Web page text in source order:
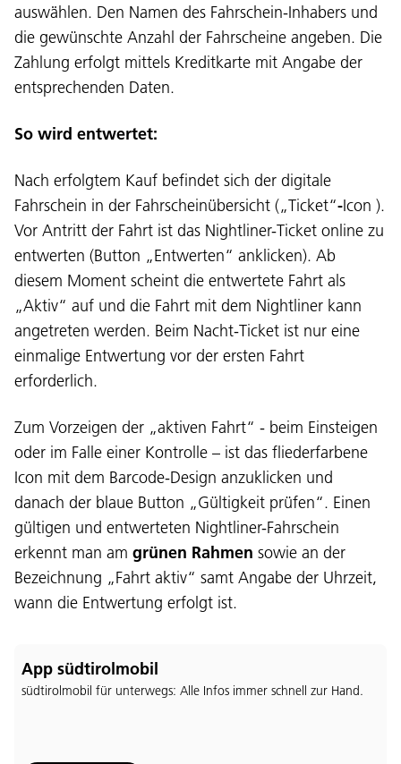
auswählen. Den Namen des Fahrschein-Inhabers und
die gewünschte Anzahl der Fahrscheine angeben. Die
Zahlung erfolgt mittels Kreditkarte mit Angabe der
entsprechenden Daten.
So wird entwertet:
Nach erfolgtem Kauf befindet sich der digitale
Fahrschein in der Fahrscheinübersicht („Ticket“-Icon ).
Vor Antritt der Fahrt ist das Nightliner-Ticket online zu
entwerten (Button „Entwerten“ anklicken). Ab
diesem Moment scheint die entwertete Fahrt als
„Aktiv“ auf und die Fahrt mit dem Nightliner kann
angetreten werden. Beim Nacht-Ticket ist nur eine
einmalige Entwertung vor der ersten Fahrt
erforderlich.
Zum Vorzeigen der „aktiven Fahrt“ - beim Einsteigen
oder im Falle einer Kontrolle – ist das fliederfarbene
Icon mit dem Barcode-Design anzuklicken und
danach der blaue Button „Gültigkeit prüfen“. Einen
gültigen und entwerteten Nightliner-Fahrschein
erkennt man am grünen Rahmen sowie an der
Bezeichnung „Fahrt aktiv“ samt Angabe der Uhrzeit,
wann die Entwertung erfolgt ist.
App südtirolmobil
südtirolmobil für unterwegs: Alle Infos immer schnell zur Hand.